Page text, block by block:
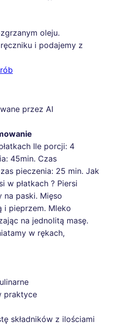
oleju.
i podajemy z
przez AI
Ile porcji: 4
45min. Czas
pieczenia: 25 min. Jak
w płatkach ? Piersi
na paski. Mięso
i pieprzem. Mleko
na jednolitą masę.
w rękach,
praktyce
składników z ilościami